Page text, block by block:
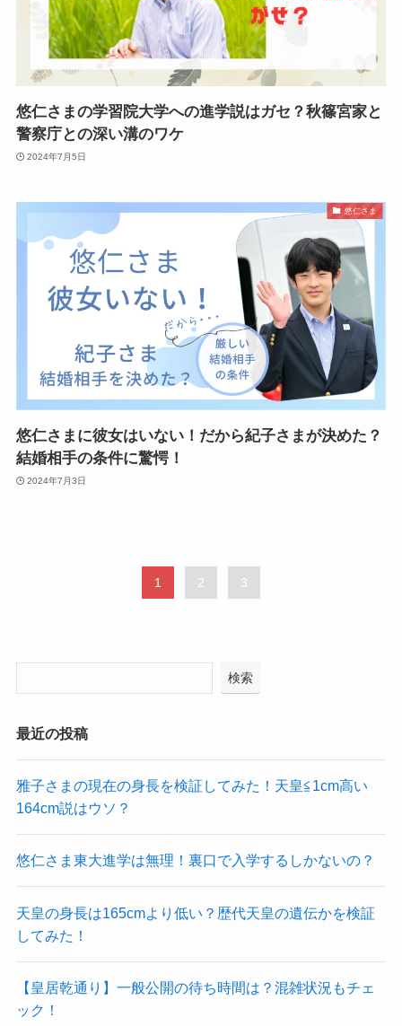
悠仁さまの学習院大学への進学説はガセ？秋篠宮家と
警察庁との深い溝のワケ
2024年7月5日
悠仁さま
悠仁さまに彼女はいない！だから紀子さまが決めた？
結婚相手の条件に驚愕！
2024年7月3日
1 2 3
検索
最近の投稿
雅子さまの現在の身長を検証してみた！天皇≦1cm高い
164cm説はウソ？
悠仁さま東大進学は無理！裏口で入学するしかないの？
天皇の身長は165cmより低い？歴代天皇の遺伝かを検証
してみた！
【皇居乾通り】一般公開の待ち時間は？混雑状況もチェ
ック！